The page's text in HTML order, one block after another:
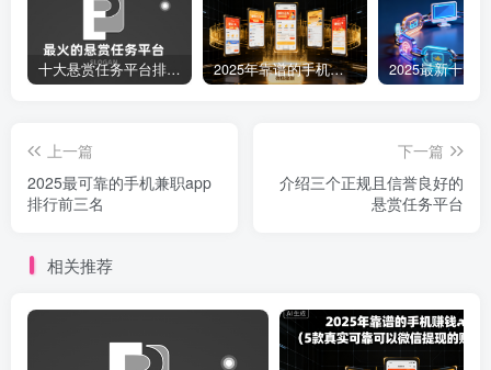
十大悬赏任务平台排行榜（全网最好的悬赏任务平台） 2025年靠谱的手机赚钱app（5款真实可靠可以微信提现的赚钱软件）
上一篇
2025最可靠的手机兼职app
排行前三名
下一篇
介绍三个正规且信誉良好的
悬赏任务平台
相关推荐